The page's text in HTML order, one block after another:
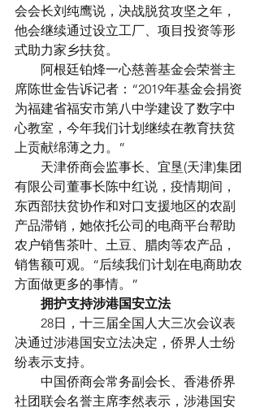
会会长刘纯鹰说，决战脱贫攻坚之年，
他会继续通过设立工厂、项目投资等形
式助力家乡扶贫。
阿根廷铂烽一心慈善基金会荣誉主
席陈世金告诉记者：“2019年基金会捐资
为福建省福安市第八中学建设了数字中
心教室，今年我们计划继续在教育扶贫
上贡献绵薄之力。”
天津侨商会监事长、宜垦(天津)集团
有限公司董事长陈中红说，疫情期间，
东西部扶贫协作和对口支援地区的农副
产品滞销，她依托公司的电商平台帮助
农户销售茶叶、土豆、腊肉等农产品，
销售额可观。“后续我们计划在电商助农
方面做更多的事情。”
拥护支持涉港国安立法
28日，十三届全国人大三次会议表
决通过涉港国安立法决定，侨界人士纷
纷表示支持。
中国侨商会常务副会长、香港侨界
社团联会名誉主席李然表示，涉港国安